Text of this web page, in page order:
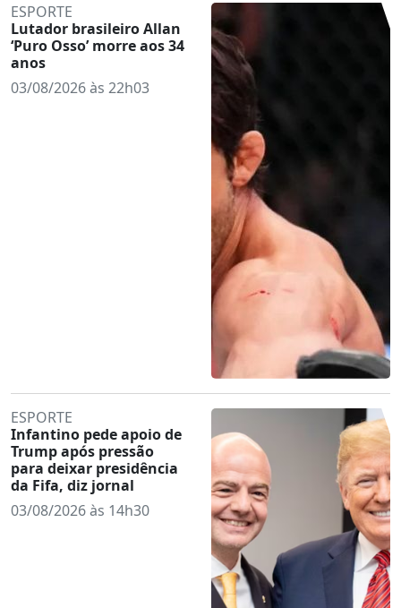
ESPORTE
Lutador brasileiro Allan
‘Puro Osso’ morre aos 34
anos
03/08/2026 às 22h03
ESPORTE
Infantino pede apoio de
Trump após pressão
para deixar presidência
da Fifa, diz jornal
03/08/2026 às 14h30